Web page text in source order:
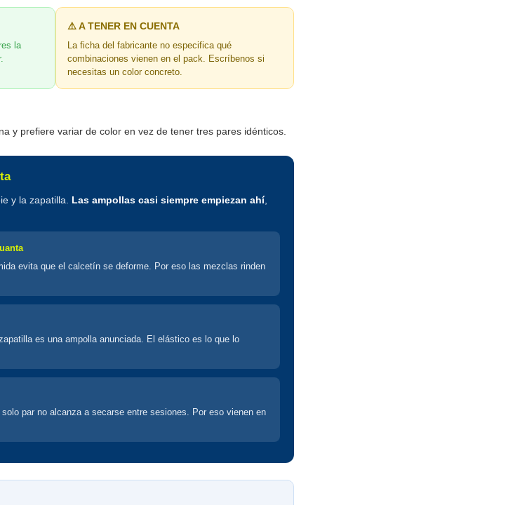
la
⚠️ A TENER EN CUENTA
La ficha del fabricante no especifica qué
combinaciones vienen en el pack. Escríbenos si
necesitas un color concreto.
y prefiere variar de color en vez de tener tres pares idénticos.
y la zapatilla. Las ampollas casi siempre empiezan ahí,
evita que el calcetín se deforme. Por eso las mezclas rinden
es una ampolla anunciada. El elástico es lo que lo
par no alcanza a secarse entre sesiones. Por eso vienen en